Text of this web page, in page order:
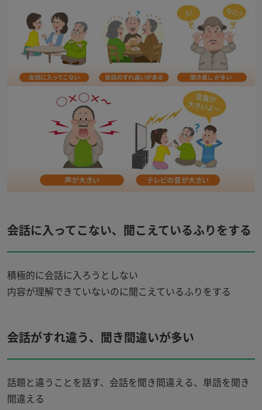
会話に入ってこない、聞こえているふりをする
積極的に会話に入ろうとしない
内容が理解できていないのに聞こえているふりをする
会話がすれ違う、聞き間違いが多い
話題と違うことを話す、会話を聞き間違える、単語を聞き
間違える